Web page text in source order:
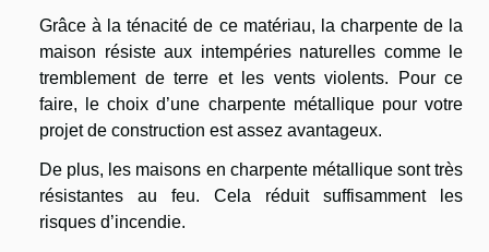
Grâce à la ténacité de ce matériau, la charpente de la
maison résiste aux intempéries naturelles comme le
tremblement de terre et les vents violents. Pour ce
faire, le choix d’une charpente métallique pour votre
projet de construction est assez avantageux.
De plus, les maisons en charpente métallique sont très
résistantes au feu. Cela réduit suffisamment les
risques d’incendie.